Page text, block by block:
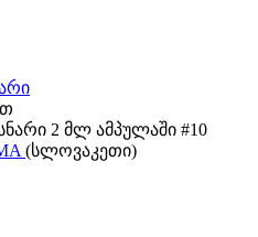
2 მლ ამპულაში #10
(სლოვაკეთი)